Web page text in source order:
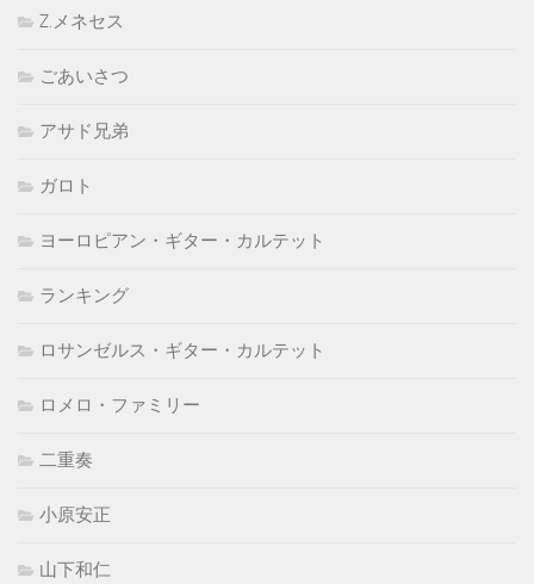
Z.メネセス
ごあいさつ
アサド兄弟
ガロト
ヨーロピアン・ギター・カルテット
ランキング
ロサンゼルス・ギター・カルテット
ロメロ・ファミリー
二重奏
小原安正
山下和仁